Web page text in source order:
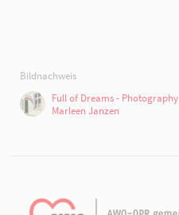
Bildnachweis
Full of Dreams - Photography
Marleen Janzen